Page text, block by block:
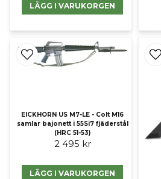
LÄGG I VARUKORGEN
EICKHORN US M7-LE - Colt M16
samlar bajonett i 55Si7 fjäderstål
(HRC 51-53)
2 495 kr
LÄGG I VARUKORGEN